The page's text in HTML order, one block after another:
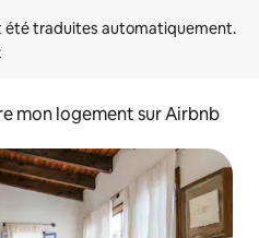
mon logement sur Airbnb